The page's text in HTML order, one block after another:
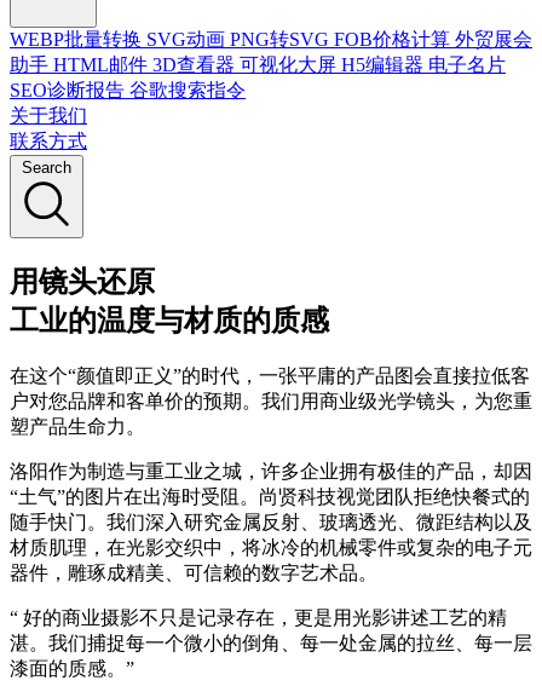
WEBP批量转换 SVG动画 PNG转SVG FOB价格计算 外贸展会
助手 HTML邮件 3D查看器 可视化大屏 H5编辑器 电子名片
SEO诊断报告 谷歌搜索指令
关于我们
联系方式
Search
用镜头还原
工业的温度与材质的质感
在这个“颜值即正义”的时代，一张平庸的产品图会直接拉低客
户对您品牌和客单价的预期。我们用商业级光学镜头，为您重
塑产品生命力。
洛阳作为制造与重工业之城，许多企业拥有极佳的产品，却因
“土气”的图片在出海时受阻。尚贤科技视觉团队拒绝快餐式的
随手快门。我们深入研究金属反射、玻璃透光、微距结构以及
材质肌理，在光影交织中，将冰冷的机械零件或复杂的电子元
器件，雕琢成精美、可信赖的数字艺术品。
“ 好的商业摄影不只是记录存在，更是用光影讲述工艺的精
湛。我们捕捉每一个微小的倒角、每一处金属的拉丝、每一层
漆面的质感。”